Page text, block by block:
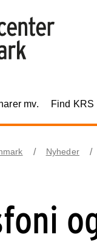
mv. Find KRS
Nyheder